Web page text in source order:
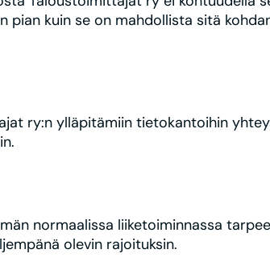
pian kuin se on mahdollista sitä
ry:n ylläpitämiin tietokantoihin
normaalissa liiketoiminnassa
olevin rajoituksin.